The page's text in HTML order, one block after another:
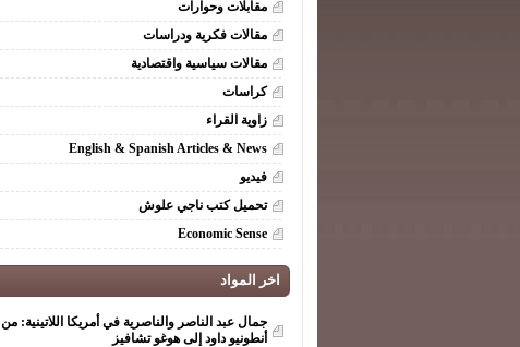
مقابلات وحوارات
مقالات فكرية ودراسات
مقالات سياسية واقتصادية
كراسات
زاوية القراء
English & Spanish Articles & News
فيديو
تحميل كتب ناجي علوش
Economic Sense
اخر المواد
جمال عبد الناصر والناصرية في أمريكا اللاتينية: من
أنطونيو داود إلى هوغو تشافيز